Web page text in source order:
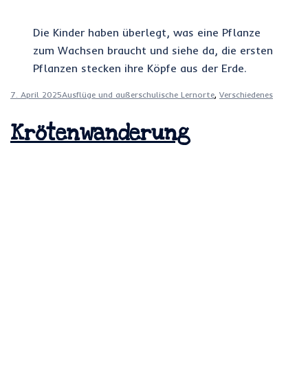
Die Kinder haben überlegt, was eine Pflanze
zum Wachsen braucht und siehe da, die ersten
Pflanzen stecken ihre Köpfe aus der Erde.
7. April 2025Ausflüge und außerschulische Lernorte, Verschiedenes
Krötenwanderung